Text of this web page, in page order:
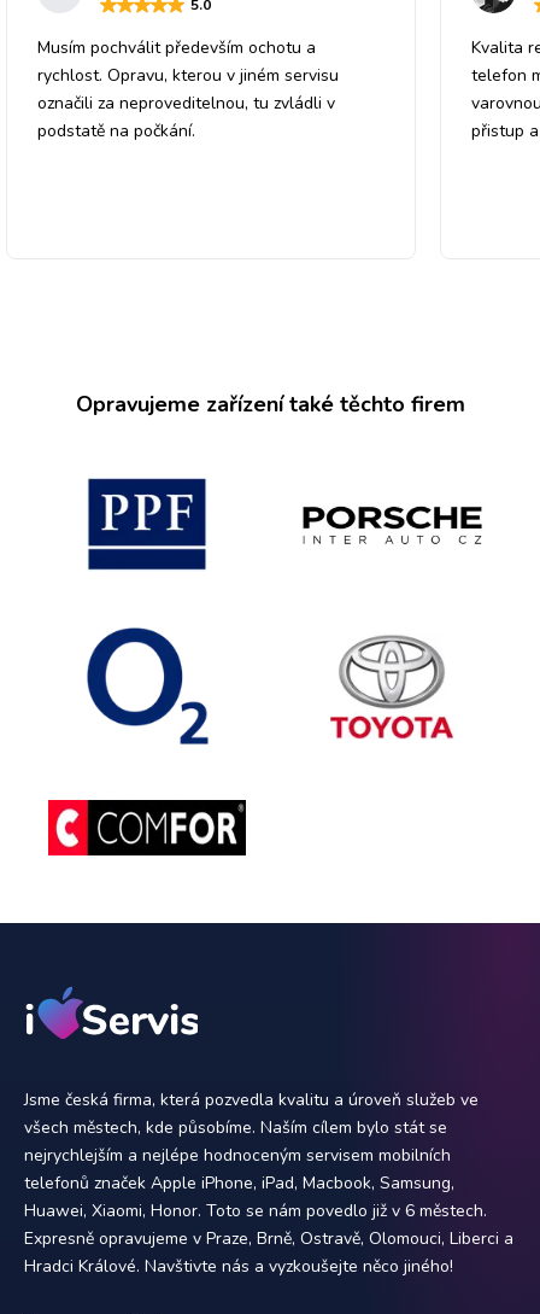
5.0
Musím pochválit především ochotu a
rychlost. Opravu, kterou v jiném servisu
označili za neproveditelnou, tu zvládli v
podstatě na počkání.
Kvalita
telefon
přistup
Opravujeme zařízení také těchto firem
Jsme česká firma, která pozvedla kvalitu a úroveň služeb ve
všech městech, kde působíme. Naším cílem bylo stát se
nejrychlejším a nejlépe hodnoceným servisem mobilních
telefonů značek Apple iPhone, iPad, Macbook, Samsung,
Huawei, Xiaomi, Honor. Toto se nám povedlo již v 6 městech.
Expresně opravujeme v Praze, Brně, Ostravě, Olomouci, Liberci a
Hradci Králové. Navštivte nás a vyzkoušejte něco jiného!